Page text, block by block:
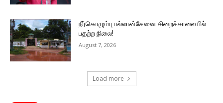
நீர்கொழும்பு பல்லான்சேனை சிறைச்சாலையில்
பதற்ற நிலை!
August 7, 2026
Load more